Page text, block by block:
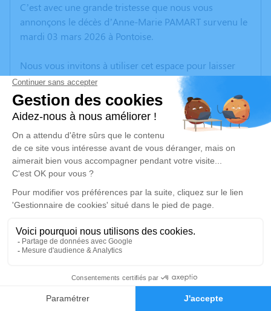
Faire-part Hommages
C’est avec une grande tristesse que nous vous
annonçons le décès d’Anne-Marie PAMART survenu le
mardi 03 mars 2026 à Pontoise.
Nous vous invitons à utiliser cet espace pour laisser
vos condoléances, partager des photos souvenirs, une
anecdote ou exprimer vos pensées à travers des
poèmes ou des textes. Cet endroit est un lieu
d'expression dédié à honorer la mémoire d’Anne-
Marie PAMART.
Un service de plantation d’arbre hommage est
disponible ici.
Je rends hommage
Cérémonie
Crematorium de Saint-Ouen-l'Aumone
35 avenue de verdun